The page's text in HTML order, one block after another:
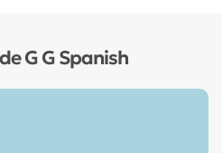
G G Spanish